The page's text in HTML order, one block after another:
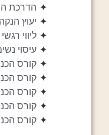
✦ הדרכת
✦ יעוץ
✦ ליווי
✦ עיסוי
✦ קורס
✦ קורס
✦ קורס
✦ קורס
✦ קורס